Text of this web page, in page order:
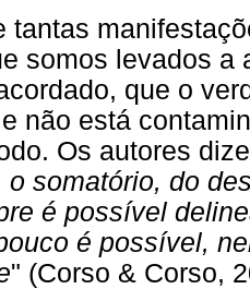
tantas
somos levados a
que o
não está
Os autores
o somatório, do
é possível
é possível,
" (Corso & Corso,